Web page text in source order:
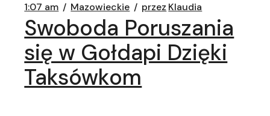
1:07 am Mazowieckie przez Klaudia
Swoboda Poruszania
się w Gołdapi Dzięki
Taksówkom